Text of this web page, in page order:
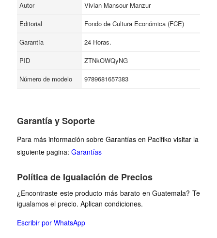
Autor
Vivian Mansour Manzur
Editorial
Fondo de Cultura Económica (FCE)
Garantía
24 Horas.
PID
ZTNkOWQyNG
Número de modelo
9789681657383
Garantía y Soporte
Para más información sobre Garantías en Pacifiko visitar la
siguiente pagina: Garantías
Política de Igualación de Precios
¿Encontraste este producto más barato en Guatemala? Te
igualamos el precio. Aplican condiciones.
Escribir por WhatsApp